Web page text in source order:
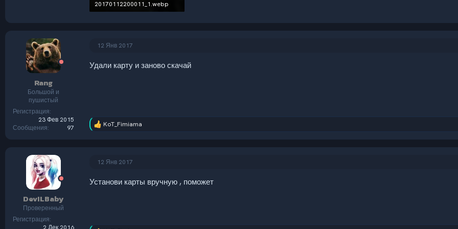
20170112200011_1.webp
Rang
Большой и
пушистый
Регистрация
23 Фев 2015
Сообщения
97
12 Янв 2017
Удали карту и заново скачай
Р
:
KoT_Fimiama
DevILBaby
Проверенный
Регистрация
12 Янв 2017
Установи карты вручную , поможет